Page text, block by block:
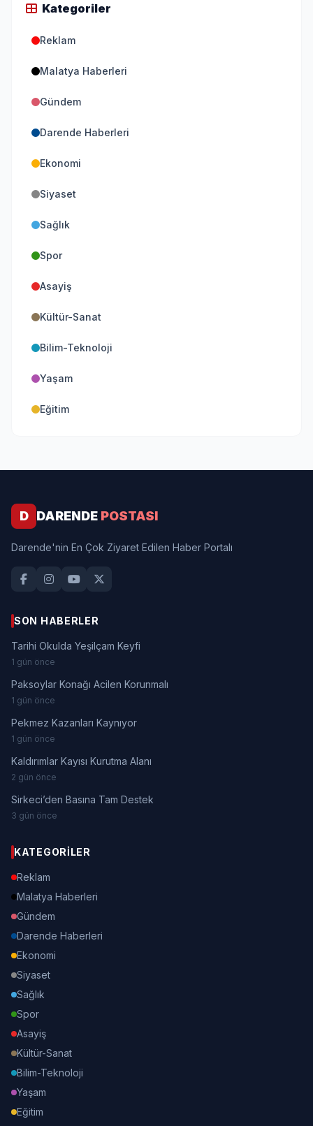
Kategoriler
Reklam
Malatya Haberleri
Gündem
Darende Haberleri
Ekonomi
Siyaset
Sağlık
Spor
Asayiş
Kültür-Sanat
Bilim-Teknoloji
Yaşam
Eğitim
D DARENDE POSTASI
Darende'nin En Çok Ziyaret Edilen Haber Portalı
SON HABERLER
Tarihi Okulda Yeşilçam Keyfi
1 gün önce
Paksoylar Konağı Acilen Korunmalı
1 gün önce
Pekmez Kazanları Kaynıyor
1 gün önce
Kaldırımlar Kayısı Kurutma Alanı
2 gün önce
Sirkeci’den Basına Tam Destek
3 gün önce
KATEGORILER
Reklam
Malatya Haberleri
Gündem
Darende Haberleri
Ekonomi
Siyaset
Sağlık
Spor
Asayiş
Kültür-Sanat
Bilim-Teknoloji
Yaşam
Eğitim